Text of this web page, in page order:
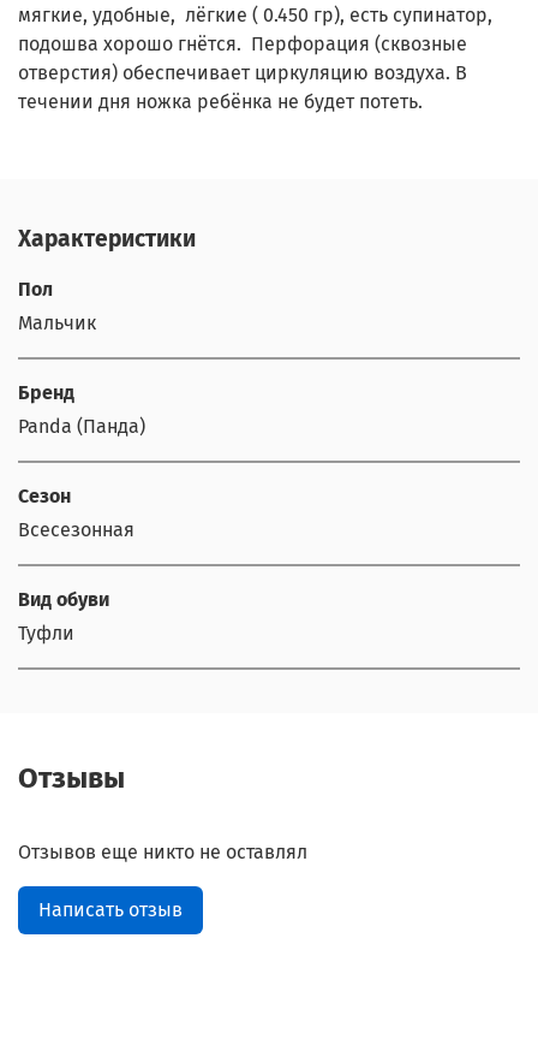
мягкие, удобные, лёгкие ( 0.450 гр), есть супинатор,
подошва хорошо гнётся. Перфорация (сквозные
отверстия) обеспечивает циркуляцию воздуха. В
течении дня ножка ребёнка не будет потеть.
Характеристики
Пол
Мальчик
Бренд
Panda (Панда)
Сезон
Всесезонная
Вид обуви
Туфли
Отзывы
Отзывов еще никто не оставлял
Написать отзыв